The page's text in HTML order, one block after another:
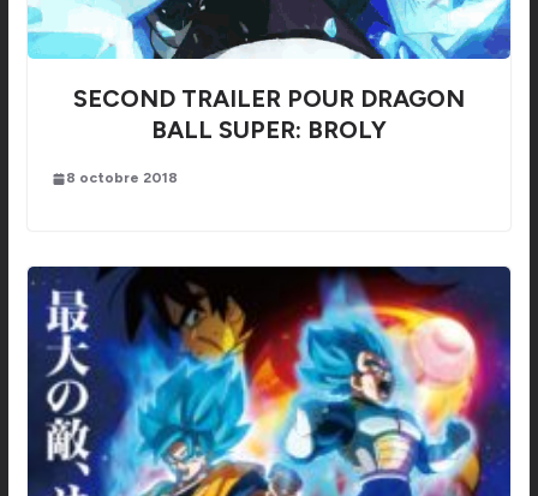
SECOND TRAILER POUR DRAGON
BALL SUPER: BROLY
8 octobre 2018